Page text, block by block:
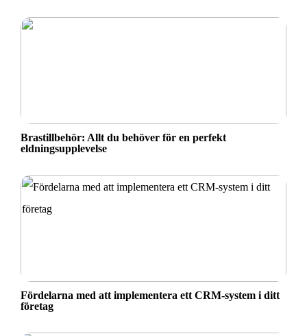
Brastillbehör: Allt du behöver för en perfekt
eldningsupplevelse
Fördelarna med att implementera ett CRM-system i ditt
företag